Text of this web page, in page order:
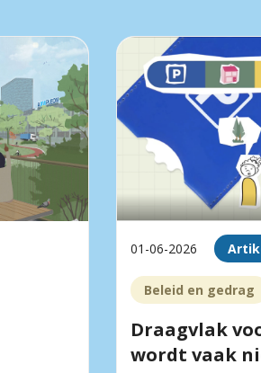
01-06-2026
Beleid en gedrag
Draagvlak
wordt vaak